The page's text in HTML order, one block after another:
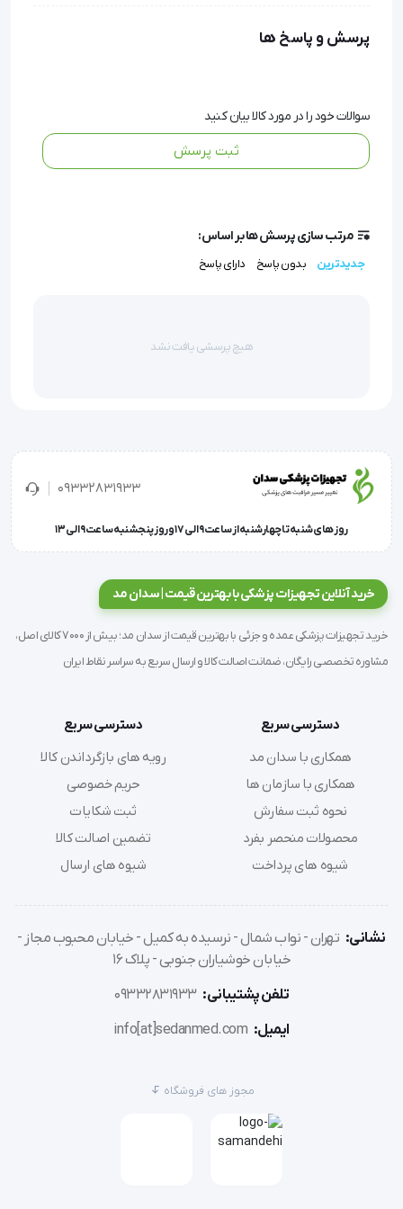
می‌شود و برای ابزارهای حساس به الکل و مواد قلیایی
مناسب است.
پس از غوطه‌وری می‌توان ابزارها را بلافاصله استفاده کرد.
ضدعفونی سریع و موثر ابزارهای خود هستند.
ویژگی‌ها و مشخصات فنی:
برند: بهبان شیمی
کشور ساخت: ایران
پرسش و پاسخ ها
سوالات خود را در مورد کالا بیان کنید
ثبت پرسش
مرتب سازی پرسش ها بر اساس:
جدیدترین بدون پاسخ دارای پاسخ
هیچ پرسشی یافت نشد
09332831933
روز های شنبه تا چهارشنبه از ساعت 9 الی 17 و روز پنجشنبه ساعت 9 الی 13
خرید آنلاین تجهیزات پزشکی با بهترین قیمت | سدان مد
خرید تجهیزات پزشکی عمده و جزئی با بهترین قیمت از سدان مد؛ بیش از 7000 کالای اصل،
مشاوره تخصصی رایگان، ضمانت اصالت کالا و ارسال سریع به سراسر نقاط ایران
دسترسی سریع
همکاری با سدان مد
همکاری با سازمان ها
نحوه ثبت سفارش
محصولات منحصر بفرد
شیوه های پرداخت
دسترسی سریع
رویه های بازگرداندن کالا
حریم خصوصی
ثبت شکایات
تضمین اصالت کالا
شیوه های ارسال
نشانی: تهران - نواب شمال - نرسیده به کمیل - خیابان محبوب مجاز -
خیابان خوشیاران جنوبی - پلاک 16
تلفن پشتیبانی: 09332831933
ایمیل: info[at]sedanmed.com
مجوز های فروشگاه